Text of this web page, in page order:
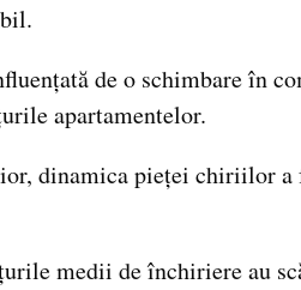
de o schimbare în
apartamentelor.
dinamica pieței chiriilor
medii de închiriere au